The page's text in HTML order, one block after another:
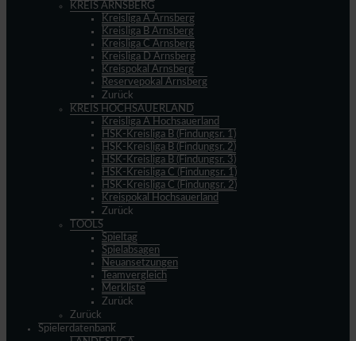
KREIS ARNSBERG
Kreisliga A Arnsberg
Kreisliga B Arnsberg
Kreisliga C Arnsberg
Kreisliga D Arnsberg
Kreispokal Arnsberg
Reservepokal Arnsberg
Zurück
KREIS HOCHSAUERLAND
Kreisliga A Hochsauerland
HSK-Kreisliga B (Findungsr. 1)
HSK-Kreisliga B (Findungsr. 2)
HSK-Kreisliga B (Findungsr. 3)
HSK-Kreisliga C (Findungsr. 1)
HSK-Kreisliga C (Findungsr. 2)
Kreispokal Hochsauerland
Zurück
TOOLS
Spieltag
Spielabsagen
Neuansetzungen
Teamvergleich
Merkliste
Zurück
Zurück
Spielerdatenbank